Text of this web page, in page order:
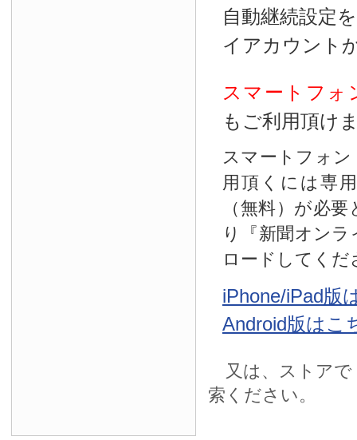
自動継続設定
イアカウント
スマートフォ
もご利用頂け
スマートフォ
用頂くには専
（無料）が必
り『新聞オン
ロードしてくだ
iPhone/iPad版
Android版はこ
又は、ストアで
索ください。